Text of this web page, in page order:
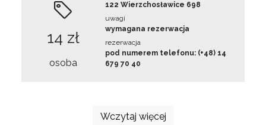
14 zł
osoba
122 Wierzchosławice 698
uwagi
wymagana rezerwacja
rezerwacja
pod numerem telefonu: (+48) 14
679 70 40
Wczytaj więcej